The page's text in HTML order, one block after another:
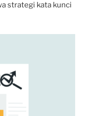
strategi kata kunci